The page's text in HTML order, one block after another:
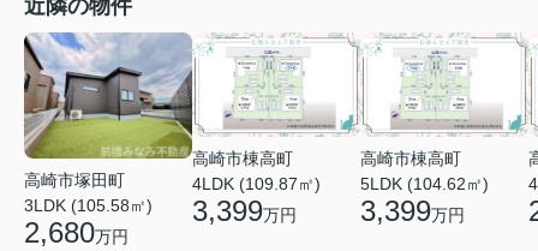
近隣の物件
高崎市塚田町
3LDK (105.58㎡)
2,680万円
高崎市棟高町
4LDK (109.87㎡)
3,399万円
高崎市棟高町
5LDK (104.62㎡)
3,399万円